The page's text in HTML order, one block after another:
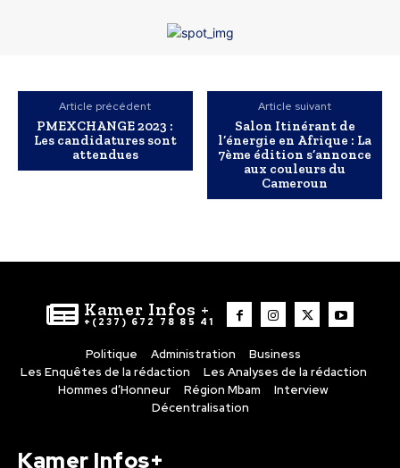
Article précédent
PMEXCHANGE 2023 :
Les candidatures sont
attendues
Article suivant
Salon Itinérant de
l’énergie en Afrique : La
7ème édition s’annonce
aux couleurs du
Cameroun
Kamer Infos +
+(237) 672 78 85 41
Politique Administration
Business
Les Enquêtes de la rédaction
Les Analyses de la rédaction
Hommes d’Honneur
Région Mbam
Interview
Décentralisation
Kamer Infos+